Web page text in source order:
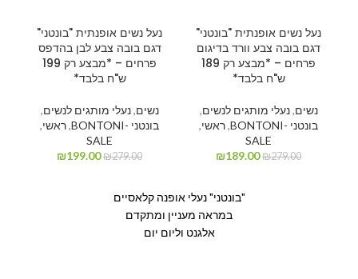
נעל נשים אופנתית "בונטני"
דגם בובה צבע וורד בדיגום
פרחים – *מבצע רק 189
ש"ח בלבד*
נשים,נעלי מותגים לנשים,
בונטני -BONTONI
,ראשי,
SALE
₪279.00
₪189.00
נעל נשים אופנתית "בונטני"
דגם בובה צבע לבן בהדפס
פרחים – *מבצע רק 199
ש"ח בלבד*
נשים,נעלי מותגים לנשים,
בונטני -BONTONI
,ראשי,
SALE
₪279.00
₪199.00
"בונטני" נעלי אופנה קלאסיים
במראה מעניין ומתקדם
אלגנט וליום יום